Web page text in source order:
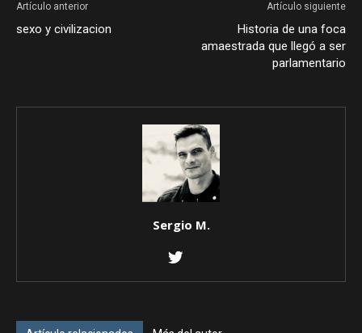
Artículo anterior
sexo y civilizacion
Artículo siguiente
Historia de una foca
amaestrada que llegó a ser
parlamentario
Sergio M.